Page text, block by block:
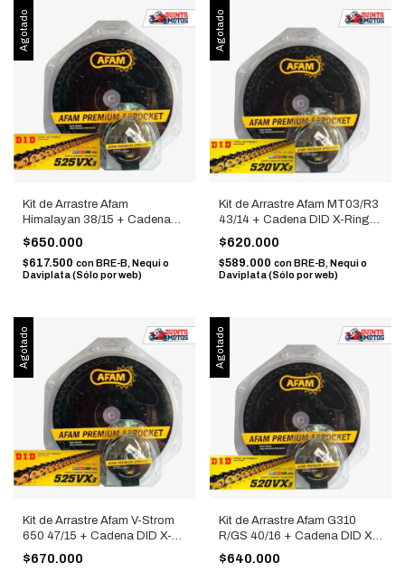
Agotado
Kit de Arrastre Afam
Himalayan 38/15 + Cadena
DID X-Ring 525 Dorada
$650.000
$617.500 conBRE-B, Nequi o
Daviplata (Sólo por web)
Agotado
Kit de Arrastre Afam MT03/R3
43/14 + Cadena DID X-Ring
520 Dorada
$620.000
$589.000 con BRE-B, Nequi o
Daviplata (Sólo por web)
Agotado
Kit de Arrastre Afam V-Strom
650 47/15 + Cadena DID X-
Ring 525 Dorada
$670.000
Agotado
Kit de Arrastre Afam G310
R/GS 40/16 + Cadena DID X-
Ring 520 Dorada
$640.000